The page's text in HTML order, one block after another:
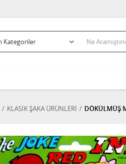
KLASİK ŞAKA ÜRÜNLERİ DÖKÜLMÜŞ